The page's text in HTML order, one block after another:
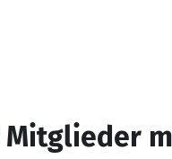
Mitglieder